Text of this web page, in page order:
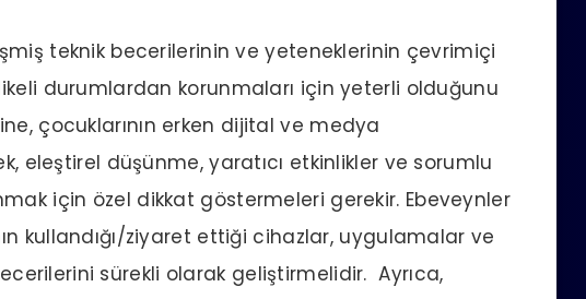
teknik becerilerinin ve yeteneklerinin çevrimiçi
durumlardan korunmaları için yeterli olduğunu
çocuklarının erken dijital ve medya
eleştirel düşünme, yaratıcı etkinlikler ve sorumlu
için özel dikkat göstermeleri gerekir. Ebeveynler
kullandığı/ziyaret ettiği cihazlar, uygulamalar ve
sürekli olarak geliştirmelidir. Ayrıca,